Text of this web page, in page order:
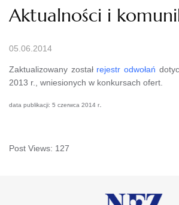
Aktualności i
05.06.2014
Zaktualizowany został rejestr odwołań
2013 r., wniesionych w konkursach ofert.
data publikacji: 5 czerwca 2014 r
Post Views: 127